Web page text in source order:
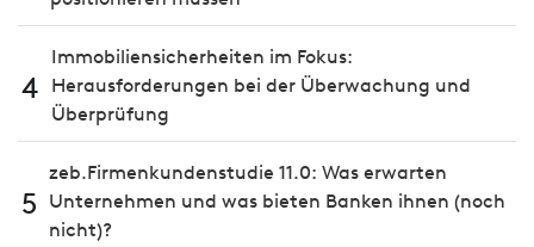
4
Immobiliensicherheiten im Fokus:
Herausforderungen bei der Überwachung und
Überprüfung
5
zeb.Firmenkundenstudie 11.0: Was erwarten
Unternehmen und was bieten Banken ihnen (noch
nicht)?